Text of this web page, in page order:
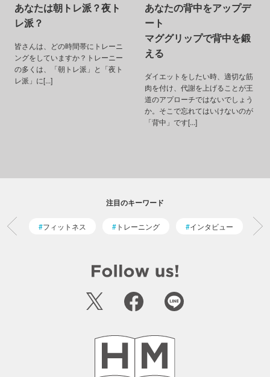
あなたは朝トレ派？夜ト
レ派？
皆さんは、どの時間帯にトレーニ
ングをしていますか？トレーニー
の多くは、「朝トレ派」と「夜ト
レ派」に[...]
あなたの背中をアップデ
ート
マググリップで背中を鍛
える
ダイエットをしたい時、適切な筋
肉を付け、代謝を上げることが王
道のアプローチではないでしょう
か。そこで忘れてはいけないのが
「背中」です[...]
注目のキーワード
フィットネス トレーニング インタビュー